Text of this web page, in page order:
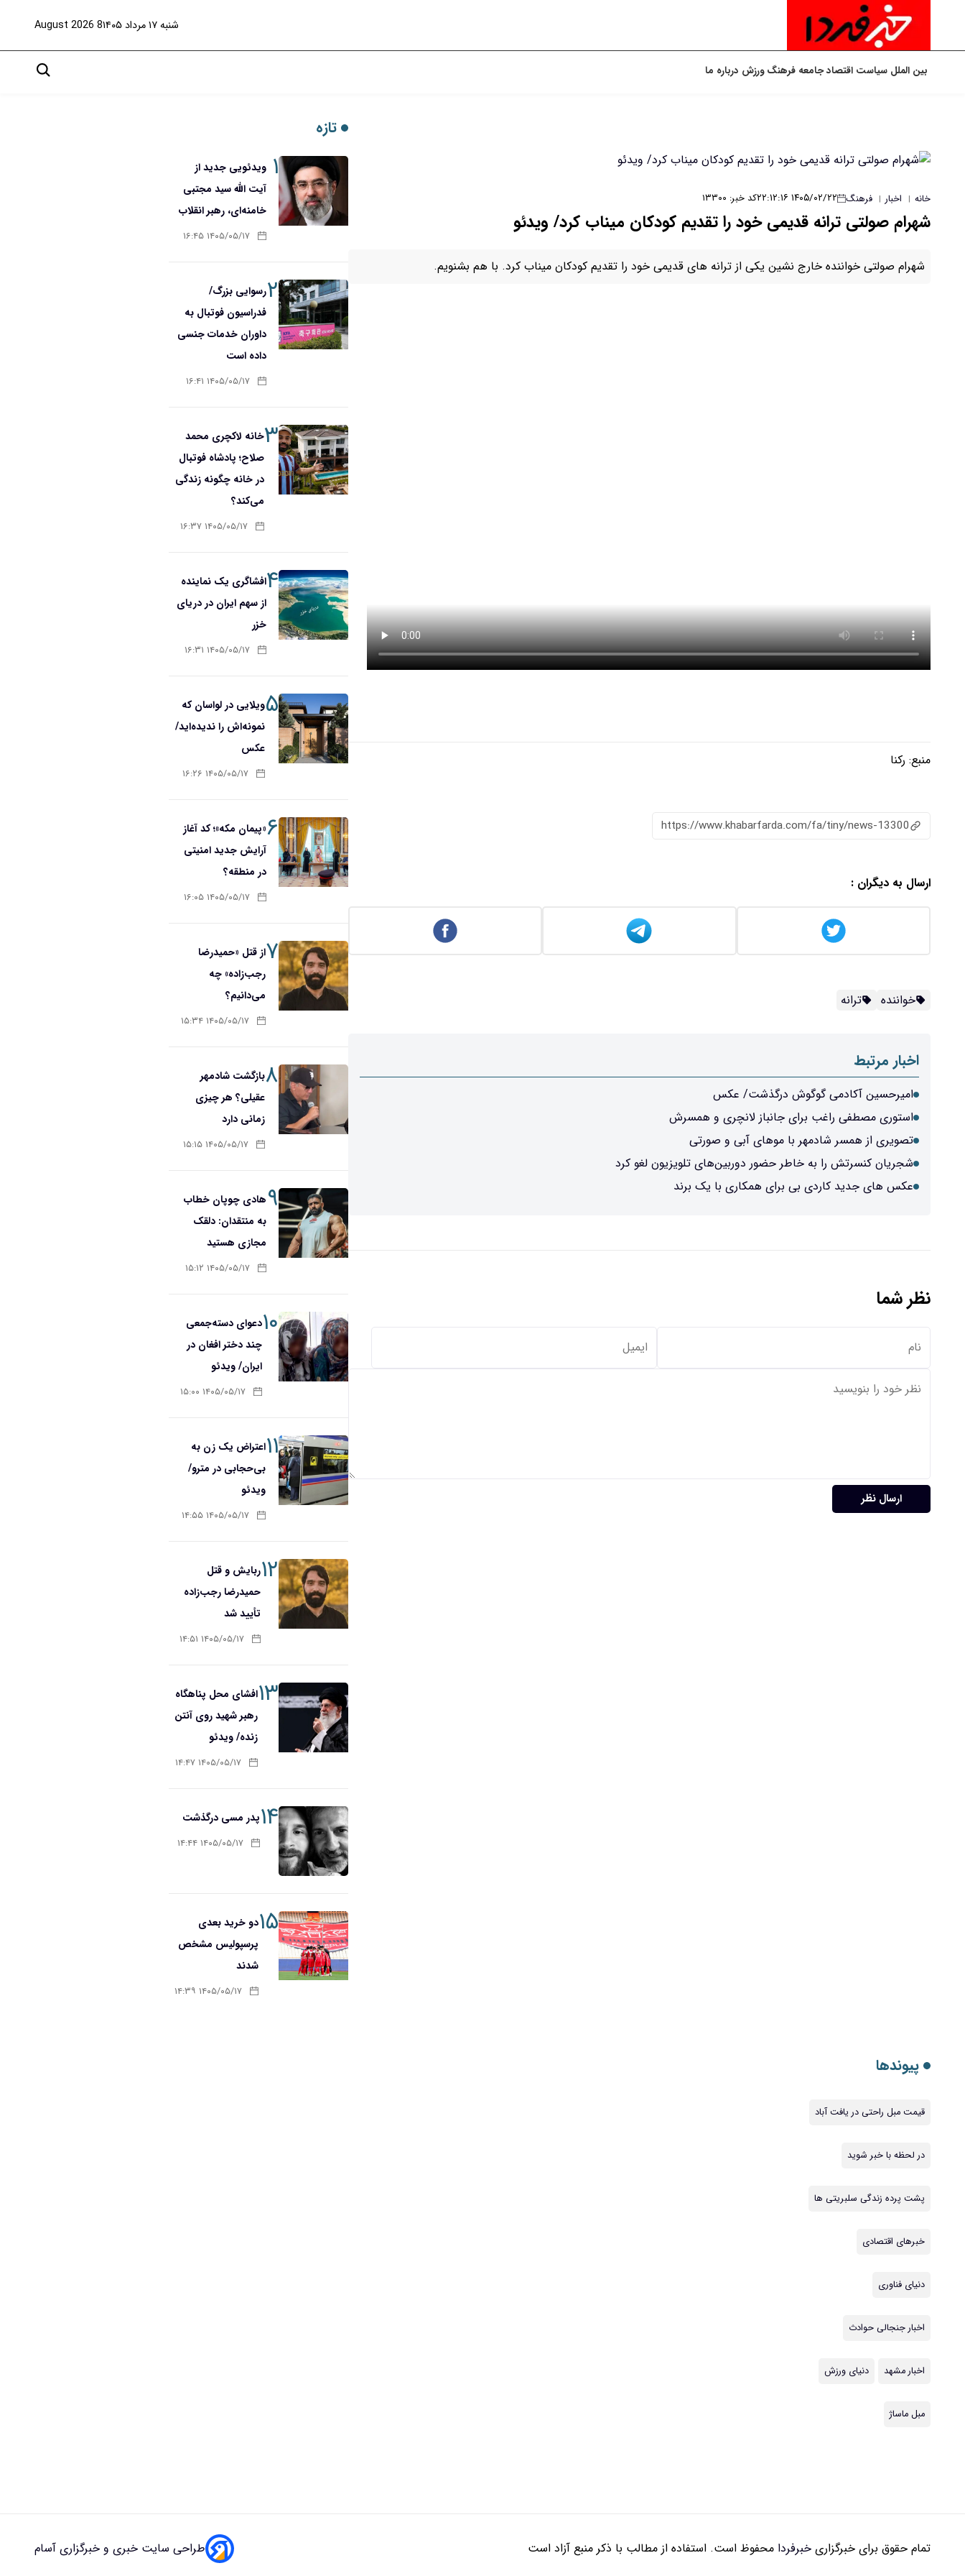
شنبه ۱۷ مرداد ۱۴۰۵ 8 August 2026
بین الملل سیاست اقتصادجامعه فرهنگورزش درباره ما
خانه | اخبار | فرهنگ ۱۴۰۵/۰۲/۲۲ ۲۲:۱۲:۱۶ کد خبر: ۱۳۳۰۰
شهرام صولتی ترانه قدیمی خود را تقدیم کودکان میناب کرد/ ویدئو
شهرام صولتی خواننده خارج نشین یکی از ترانه های قدیمی خود را تقدیم کودکان میناب کرد. با هم بشنویم.
منبع: رکنا
https://www.khabarfarda.com/fa/tiny/news-13300
ارسال به دیگران :
خواننده ترانه
اخبار مرتبط
امیرحسین آکادمی گوگوش درگذشت/ عکس
استوری مصطفی راغب برای جانباز لانچری و همسرش
تصویری از همسر شادمهر با موهای آبی و صورتی
شجریان کنسرتش را به خاطر حضور دوربین‌های تلویزیون لغو کرد
عکس های جدید کاردی بی برای همکاری با یک برند
نظر شما
ارسال نظر
تازه
۱ ویدئویی جدید از
آیت الله سید مجتبی
خامنه‌ای، رهبر انقلاب
۱۴۰۵/۰۵/۱۷ ۱۶:۴۵
۲رسوایی بزرگ/
فدراسیون فوتبال به
داوران خدمات جنسی
داده است
۱۴۰۵/۰۵/۱۷ ۱۶:۴۱
۳خانه لاکچری محمد
صلاح؛ پادشاه فوتبال
در خانه چگونه زندگی
می‌کند؟
۱۴۰۵/۰۵/۱۷ ۱۶:۳۷
۴افشاگری یک نماینده
از سهم ایران در دریای
خزر
۱۴۰۵/۰۵/۱۷ ۱۶:۳۱
۵ویلایی در لواسان که
نمونه‌اش را ندیده‌اید/
عکس
۱۴۰۵/۰۵/۱۷ ۱۶:۲۶
۶«پیمان مکه»؛ کد آغاز
آرایش جدید امنیتی
در منطقه؟
۱۴۰۵/۰۵/۱۷ ۱۶:۰۵
۷از قتل «حمیدرضا
رجب‌زاده» چه
می‌دانیم؟
۱۴۰۵/۰۵/۱۷ ۱۵:۳۴
۸بازگشت شادمهر
عقیلی؟ هر چیزی
زمانی دارد
۱۴۰۵/۰۵/۱۷ ۱۵:۱۵
۹هادی چوپان خطاب
به منتقدان: دلقک
مجازی هستید
۱۴۰۵/۰۵/۱۷ ۱۵:۱۲
۱۰دعوای دسته‌جمعی
چند دختر افغان در
ایران/ ویدئو
۱۴۰۵/۰۵/۱۷ ۱۵:۰۰
۱۱اعتراض یک زن به
بی‌حجابی در مترو/
ویدئو
۱۴۰۵/۰۵/۱۷ ۱۴:۵۵
۱۲ربایش و قتل
حمیدرضا رجب‌زاده
تأیید شد
۱۴۰۵/۰۵/۱۷ ۱۴:۵۱
۱۳افشای محل پناهگاه‌
رهبر شهید روی آنتن
زنده/ ویدئو
۱۴۰۵/۰۵/۱۷ ۱۴:۴۷
۱۴پدر مسی درگذشت
۱۴۰۵/۰۵/۱۷ ۱۴:۴۴
۱۵دو خرید بعدی
پرسپولیس مشخص
شدند
۱۴۰۵/۰۵/۱۷ ۱۴:۳۹
پیوندها
قیمت مبل راحتی در یافت آباد
در لحظه با خبر شوید
پشت پرده زندگی سلبریتی ها
خبرهای اقتصادی
دنیای فناوری
اخبار جنجالی حوادث
اخبار مشهد دنیای ورزش
مبل ماساژ
تمام حقوق برای خبرگزاری خبرفردا محفوظ است. استفاده از مطالب با ذکر منبع آزاد است طراحی سایت خبری و خبرگزاری آسام